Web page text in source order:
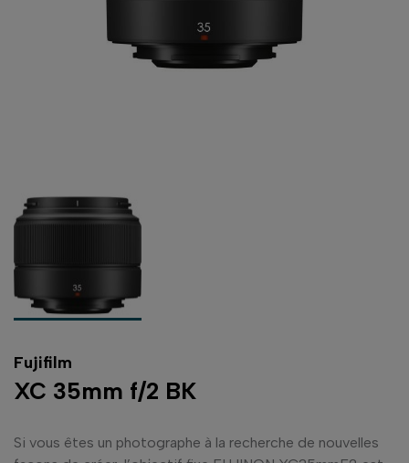
Fujifilm
XC 35mm f/2 BK
Si vous êtes un photographe à la recherche de nouvelles